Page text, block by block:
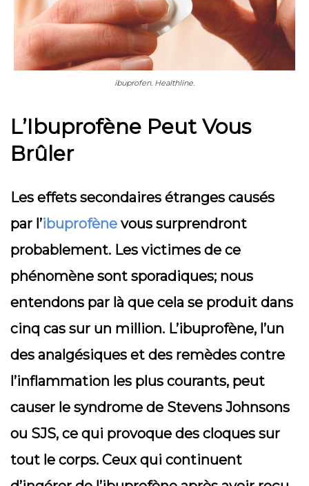
ibuprofen. Healthline.
L’Ibuprofène Peut Vous
Brûler
Les effets secondaires étranges causés
par l’ibuprofène vous surprendront
probablement. Les victimes de ce
phénomène sont sporadiques; nous
entendons par là que cela se produit dans
cinq cas sur un million. L’ibuprofène, l’un
des analgésiques et des remèdes contre
l’inflammation les plus courants, peut
causer le syndrome de Stevens Johnsons
ou SJS, ce qui provoque des cloques sur
tout le corps. Ceux qui continuent